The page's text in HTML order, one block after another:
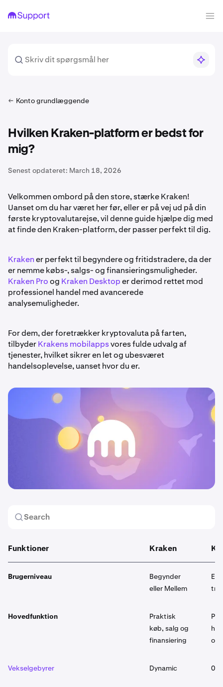
Konto grundlæggende
Hvilken Kraken-platform er bedst for
mig?
Senest opdateret: March 18, 2026
Velkommen ombord på den store, stærke Kraken!
Uanset om du har været her før, eller er på vej ud på din
første kryptovalutarejse, vil denne guide hjælpe dig med
at finde den Kraken-platform, der passer perfekt til dig.
Krakener perfekt til begyndere og fritidstradere, da der
er nemme købs-, salgs- og finansieringsmuligheder.
Kraken Proog Kraken Desktoper derimod rettet mod
professionel handel med avancerede
analysemuligheder.
For dem, der foretrækker kryptovaluta på farten,
tilbyderKrakens mobilappsvores fulde udvalg af
tjenester, hvilket sikrer en let og ubesværet
handelsoplevelse, uanset hvor du er.
Funktioner Kraken
Brugerniveau
Begynder
eller Mellem
Hovedfunktion
Praktisk
køb, salg og
finansiering
Vekselgebyrer Dynamic 0